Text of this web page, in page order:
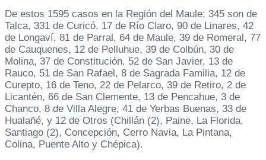
De estos 1595 casos en la Región del Maule; 345 son de
Talca, 331 de Curicó, 17 de Río Claro, 90 de Linares, 42
de Longaví, 81 de Parral, 64 de Maule, 39 de Romeral, 77
de Cauquenes, 12 de Pelluhue, 39 de Colbún, 30 de
Molina, 37 de Constitución, 52 de San Javier, 13 de
Rauco, 51 de San Rafael, 8 de Sagrada Familia, 12 de
Curepto, 16 de Teno, 22 de Pelarco, 39 de Retiro, 2 de
Licantén, 66 de San Clemente, 13 de Pencahue, 3 de
Chanco, 8 de Villa Alegre, 41 de Yerbas Buenas, 33 de
Hualañé, y 12 de Otros (Chillán (2), Paine, La Florida,
Santiago (2), Concepción, Cerro Navia, La Pintana,
Colina, Puente Alto y Chépica).